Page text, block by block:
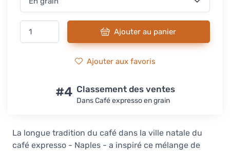
Ajouter au panier
Ajouter aux favoris
#4 Classement des ventes
Dans Café expresso en grain
La longue tradition du café dans la ville natale du
café expresso - Naples - a inspiré ce mélange de